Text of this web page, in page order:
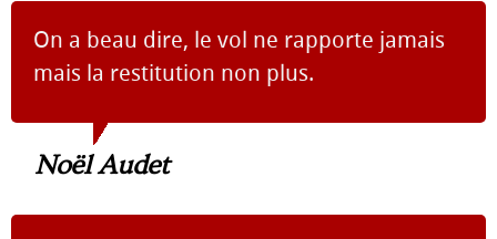
On a beau dire, le vol ne rapporte jamais
mais la restitution non plus.
Noël Audet